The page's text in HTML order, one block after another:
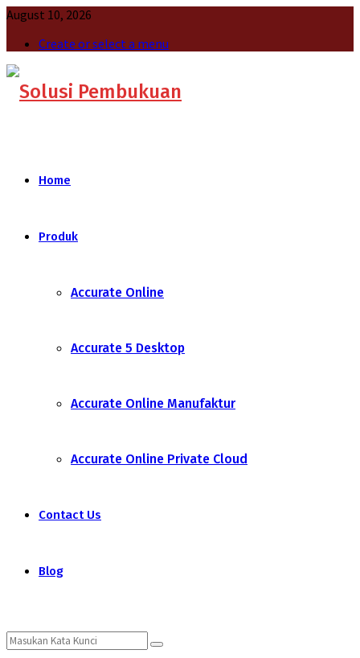
August 10, 2026
Create or select a menu
Home
Produk
Accurate Online
Accurate 5 Desktop
Accurate Online Manufaktur
Accurate Online Private Cloud
Contact Us
Blog
Search
Search